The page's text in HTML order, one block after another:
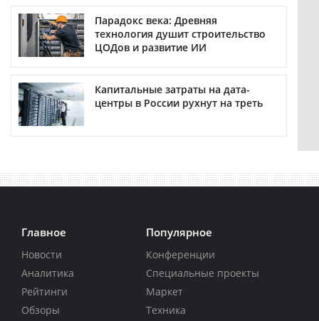
Парадокс века: Древняя
технология душит строительство
ЦОДов и развитие ИИ
Капитальные затраты на дата-
центры в России рухнут на треть
Главное
Новости
Аналитика
Рейтинги
Обзоры
Популярное
Конференции
Специальные проекты
Маркет
Техника